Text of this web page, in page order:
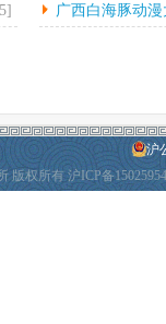
广西白海豚动
沪
版权所有沪ICP备